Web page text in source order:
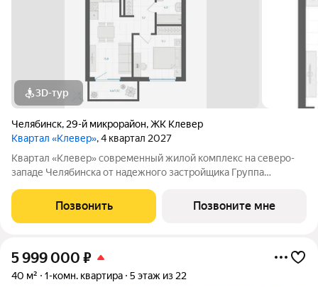
3D-тур
Челябинск, 29-й микрорайон,ЖК Клевер
Квартал «Клевер», 4 квартал 2027
Квартал «Клевер» современный жилой комплекс на северо-
западе Челябинска от надежного застройщика Группа
арены «Трактор», в границах улиц Братьев Кашириных,
Салавата Юлаева и 250 лет Челябинска.
Позвонить Позвоните мне
5 999 000 ₽
40 м² 1-комн. квартира 5 этаж из 22